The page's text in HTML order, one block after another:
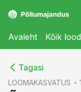
Avaleht Kõik lood
Tagasi
LOOMAKASVATUS